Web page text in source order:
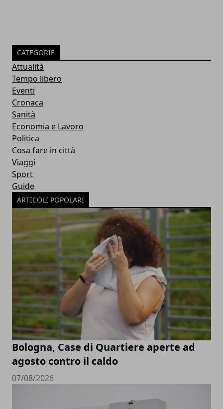
CATEGORIE
Attualità
Tempo libero
Eventi
Cronaca
Sanità
Economia e Lavoro
Politica
Cosa fare in città
Viaggi
Sport
Guide
ARTICOLI POPOLARI
Bologna, Case di Quartiere aperte ad
agosto contro il caldo
07/08/2026